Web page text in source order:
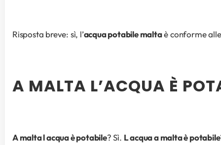
Risposta breve: sì, l’acqua potabile malta è conforme
A MALTA L’ACQUA È
A malta l acqua è potabile? Sì. L acqua a malta è potabile